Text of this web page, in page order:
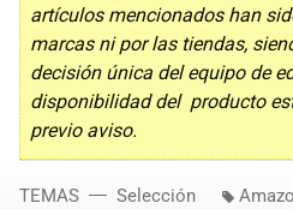
artículos mencionados han
marcas ni por las tiendas,
decisión única del equipo de
disponibilidad del producto
previo aviso.
TEMAS Selección